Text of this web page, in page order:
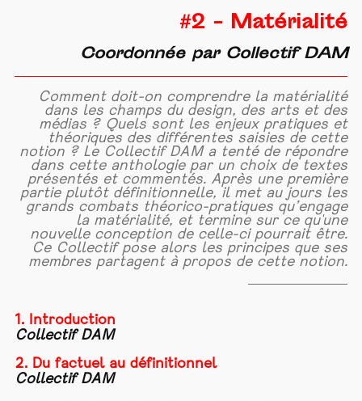
1. Introduction
Collectif DAM
2. Du factuel au définitionnel
Collectif DAM
#2 - Matérialité
Coordonnée par Collectif DAM
Comment doit-on comprendre la matérialité
dans les champs du design, des arts et des
médias ? Quels sont les enjeux pratiques et
théoriques des différentes saisies de cette
notion ? Le Collectif DAM a tenté de répondre
dans cette anthologie par un choix de textes
présentés et commentés. Après une première
partie plutôt définitionnelle, il met au jours les
grands combats théorico-pratiques qu’engage
la matérialité, et termine sur ce qu'une
nouvelle conception de celle-ci pourrait être.
Ce Collectif pose alors les principes que ses
membres partagent à propos de cette notion.